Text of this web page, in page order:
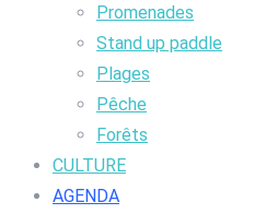
Promenades
Stand up paddle
Plages
Pêche
Forêts
CULTURE
AGENDA